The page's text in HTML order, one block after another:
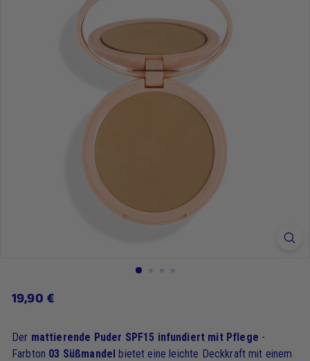
Regulärer
19,90 €19,90
Der mattierende Puder SPF15 infundiert mit Pflege -
Farbton 03 Süßmandel bietet eine leichte Deckkraft mit einem